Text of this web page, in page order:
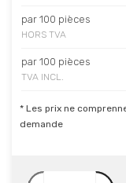
par 100 pièces
HORS TVA
par 100 pièces
TVA INCL.
* Les prix ne
demande